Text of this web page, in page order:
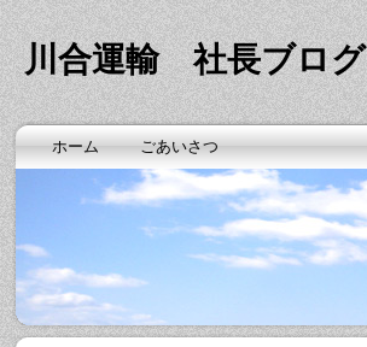
川合運輸 社長ブログ
ホーム ごあいさつ